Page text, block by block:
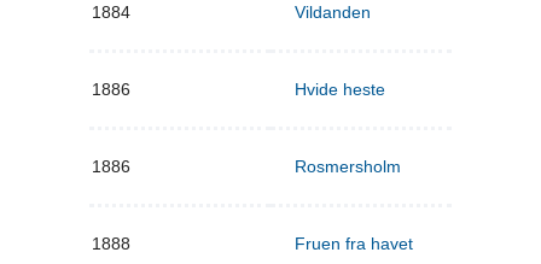
1884 Vildanden
1886 Hvide heste
1886 Rosmersholm
1888 Fruen fra havet